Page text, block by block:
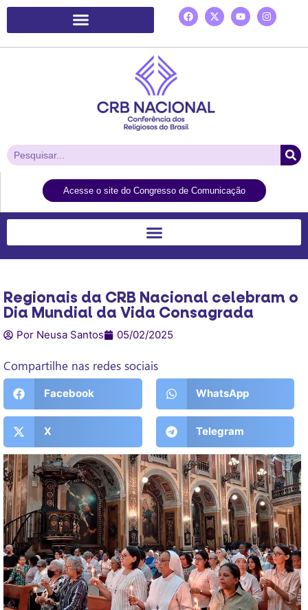
Acesse o site do Congresso de Comunicação
Regionais da CRB Nacional celebram o
Dia Mundial da Vida Consagrada
Por Neusa Santos 05/02/2025
Compartilhe nas redes sociais
Facebook WhatsApp
X Telegram